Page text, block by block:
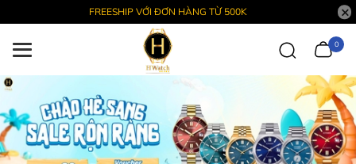
FREESHIP VỚI ĐƠN HÀNG TỪ 500K
0